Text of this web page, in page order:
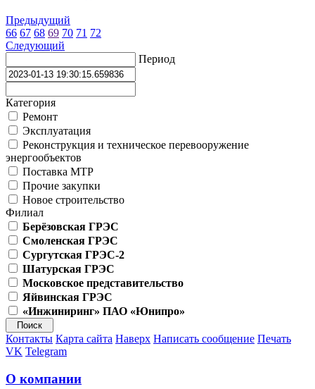
Предыдущий
66 67 68 69 70 71 72
Следующий
Период
Категория
Ремонт
Эксплуатация
Реконструкция и техническое перевооружение
энергообъектов
Поставка МТР
Прочие закупки
Новое строительство
Филиал
Берёзовская ГРЭС
Смоленская ГРЭС
Сургутская ГРЭС-2
Шатурская ГРЭС
Московское представительство
Яйвинская ГРЭС
«Инжиниринг» ПАО «Юнипро»
Контакты Карта сайта Наверх Написать сообщение Печать
VK Telegram
О компании